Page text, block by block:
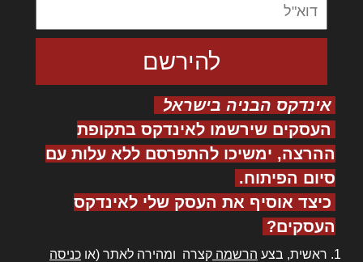
אינדקס הבניה בישראל
העסקים שירשמו לאינדקס בתקופת
ההרצה, ימשיכו להתפרסם ללא עלות עם
סיום הפיתוח.
כיצד אוסיף את העסק שלי לאינדקס
העסקים?
ראשית, בצע הרשמה קצרה ומהירה לאתר (או כניסה